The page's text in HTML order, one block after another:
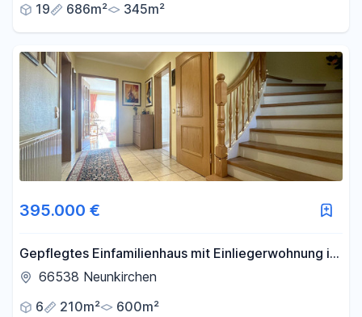
19
686m² 345m²
395.000 €
Gepflegtes Einfamilienhaus mit Einliegerwohnung in
schöner Waldrandlage
66538 Neunkirchen
6
210m² 600m²